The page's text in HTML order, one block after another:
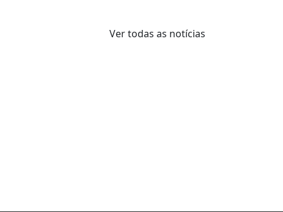
Ver todas as notícias